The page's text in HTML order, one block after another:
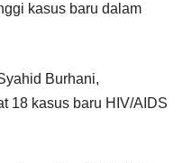
kasus baru dalam
Burhani,
18 kasus baru HIV/AIDS